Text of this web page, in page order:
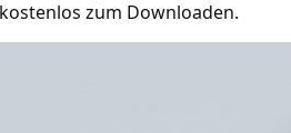
zum Downloaden.